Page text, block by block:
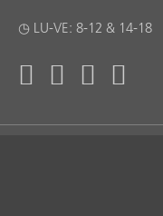
◷ LU-VE: 8-12 & 14-18